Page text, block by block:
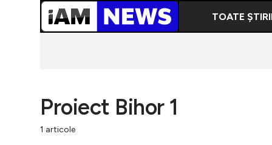
TOATE
Proiect Bihor 1
1 articole